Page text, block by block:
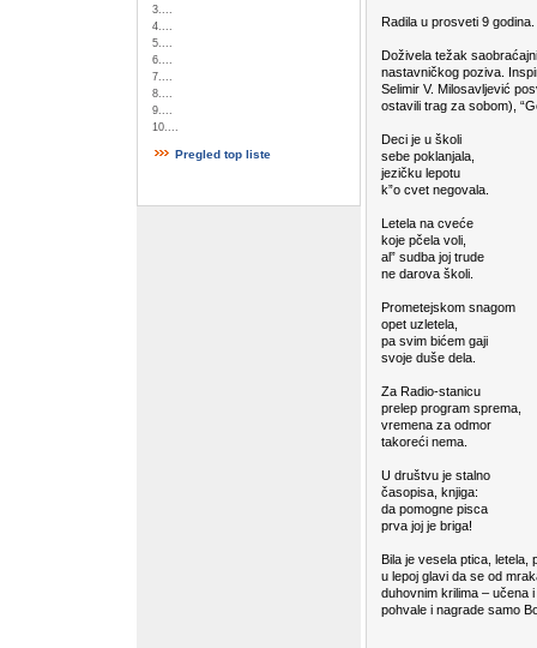
3....
4....
5....
6....
7....
8....
9....
10....
Pregled top liste
Radila u prosveti 9 godina.
Doživela težak
nastavničkog poziva.
Selimir V. Milosavljević
ostavili trag za sobom),
Deci je u školi
sebe poklanjala,
jezičku lepotu
k”o cvet negovala.
Letela na cveće
koje pčela voli,
al” sudba joj trude
ne darova školi.
Prometejskom snagom
opet uzletela,
pa svim bićem gaji
svoje duše dela.
Za Radio-stanicu
prelep program sprema,
vremena za odmor
takoreći nema.
U društvu je stalno
časopisa, knjiga:
da pomogne pisca
prva joj je briga!
Bila je vesela ptica, letela,
u lepoj glavi da se od
duhovnim krilima – učena
pohvale i nagrade samo